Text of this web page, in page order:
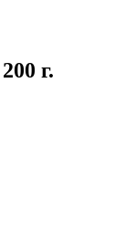
г.